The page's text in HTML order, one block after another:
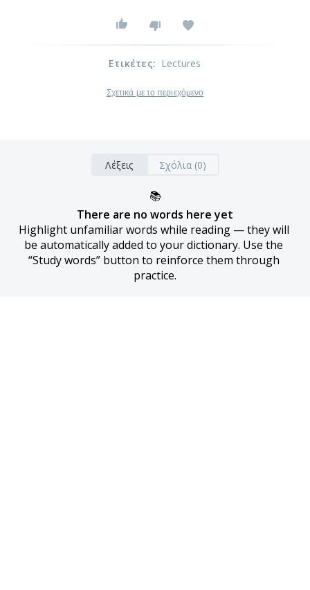
Ετικέτες: Lectures
Σχετικά με το περιεχόμενο
Λέξεις Σχόλια (0)
📚
There are no words here yet
Highlight unfamiliar words while reading — they will
be automatically added to your dictionary. Use the
“Study words” button to reinforce them through
practice.